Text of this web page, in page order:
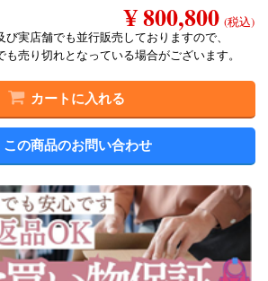
¥ 800,800 (税込)
実店舗でも並行販売しておりますので、
も売り切れとなっている場合がございます。
カートに入れる
この商品のお問い合わせ